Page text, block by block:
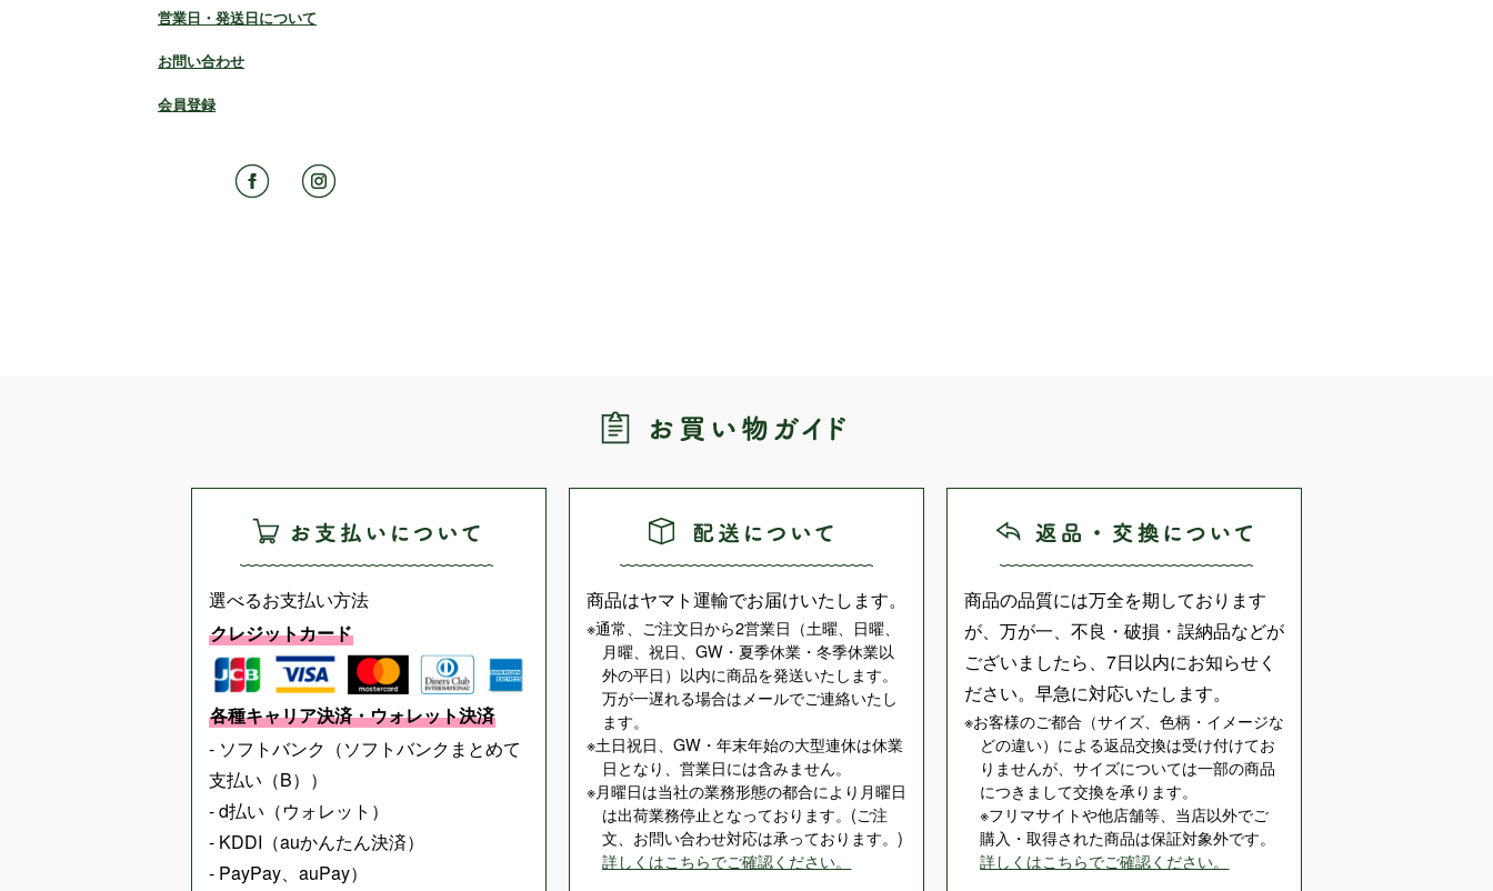
営業日・発送日について
お問い合わせ
会員登録
選べるお支払い方法
クレジットカード
各種キャリア決済・ウォレット決済
- ソフトバンク（ソフトバンクまとめて
支払い（B））
- d払い（ウォレット）
- KDDI（auかんたん決済）
- PayPay、auPay）
商品はヤマト運輸でお届けいたします。
通常、ご注文日から2営業日（土曜、日曜、
月曜、祝日、GW・夏季休業・冬季休業以
外の平日）以内に商品を発送いたします。
万が一遅れる場合はメールでご連絡いたし
ます。
土日祝日、GW・年末年始の大型連休は休業
日となり、営業日には含みません。
月曜日は当社の業務形態の都合により月曜日
は出荷業務停止となっております。(ご注
文、お問い合わせ対応は承っております。)
詳しくはこちらでご確認ください。
商品の品質には万全を期しております
が、万が一、不良・破損・誤納品などが
ございましたら、7日以内にお知らせく
ださい。早急に対応いたします。
お客様のご都合（サイズ、色柄・イメージな
どの違い）による返品交換は受け付けてお
りませんが、サイズについては一部の商品
につきまして交換を承ります。
※フリマサイトや他店舗等、当店以外でご
購入・取得された商品は保証対象外です。
詳しくはこちらでご確認ください。